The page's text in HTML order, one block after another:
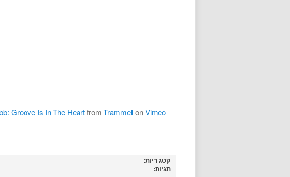
Groove Is In The Heartfrom TrammellonVimeo
קטגוריות:
תגיות: